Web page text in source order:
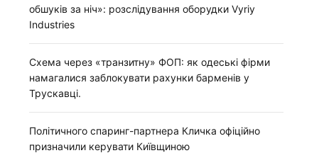
обшуків за ніч»: розслідування оборудки Vyriy
Industries
Схема через «транзитну» ФОП: як одеські фірми
намагалися заблокувати рахунки барменів у
Трускавці.
Політичного спаринг-партнера Кличка офіційно
призначили керувати Київщиною